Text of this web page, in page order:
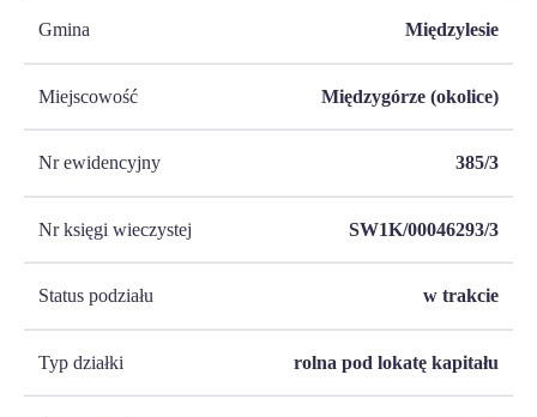
Gmina Międzylesie
Miejscowość Międzygórze (okolice)
Nr ewidencyjny 385/3
Nr księgi wieczystej SW1K/00046293/3
Status podziału w trakcie
Typ działki rolna pod lokatę kapitału